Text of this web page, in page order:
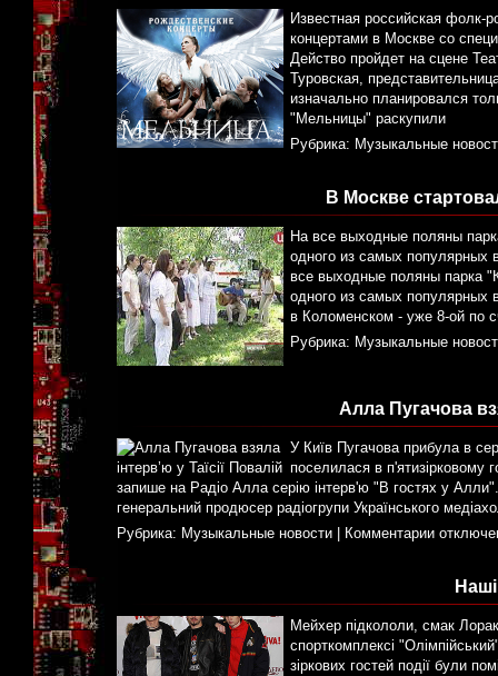
Известная российская фолк-
концертами в Москве со
Действо пройдет на сцене
Туровская,
изначально планировался
"Мельницы" раскупили
Рубрика: Музыкальные
В Москве
На все выходные поляны
одного из самых популярных
все выходные поляны парка
одного из самых популярных
в Коломенском - уже 8-ой по
Рубрика: Музыкальные
Алла Пугачова
У Київ Пугачова прибула в
поселилася в п'ятизірковому
запише на Радіо Алла серію інтерв'ю "В гостях у
генеральний продюсер радіогрупи Українського
Рубрика: Музыкальные новости Комментарии
Мейхер підкололи, смак
спорткомплексі
зіркових гостей події були